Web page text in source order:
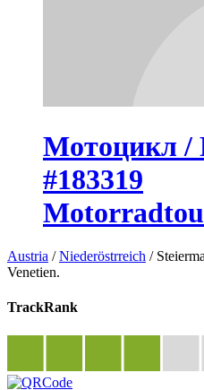
Мотоцикл
#183319
Austria /Niederöstrreich /
Venetien.
TrackRank